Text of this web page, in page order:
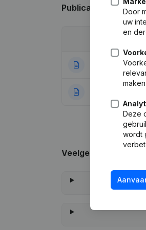
Publicaties van
05-08-2024
Veelgestelde vragen
Door
uw
en
maken.
Deze
wordt